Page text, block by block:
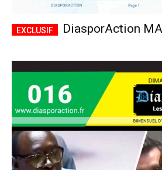
DiasporAction